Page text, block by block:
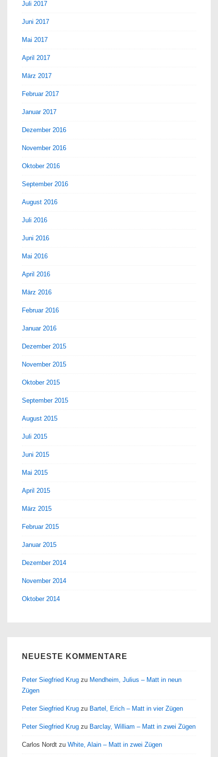
Juli 2017
Juni 2017
Mai 2017
April 2017
März 2017
Februar 2017
Januar 2017
Dezember 2016
November 2016
Oktober 2016
September 2016
August 2016
Juli 2016
Juni 2016
Mai 2016
April 2016
März 2016
Februar 2016
Januar 2016
Dezember 2015
November 2015
Oktober 2015
September 2015
August 2015
Juli 2015
Juni 2015
Mai 2015
April 2015
März 2015
Februar 2015
Januar 2015
Dezember 2014
November 2014
Oktober 2014
NEUESTE KOMMENTARE
Peter Siegfried Krug zu Mendheim, Julius – Matt in neun
Zügen
Peter Siegfried Krug zu Bartel, Erich – Matt in vier Zügen
Peter Siegfried Krug zu Barclay, William – Matt in zwei Zügen
Carlos Nordt zu White, Alain – Matt in zwei Zügen